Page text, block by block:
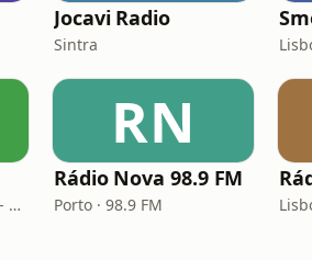
Jocavi Radio
Sintra
Viana do Castelo · 97.0 - 101.7 FM
RN
Rádio Nova 98.9 FM
Porto · 98.9 FM